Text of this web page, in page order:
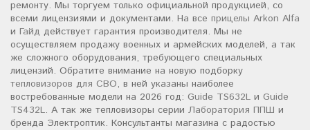
ремонту. Мы торгуем только официальной продукцией, со
всеми лицензиями и документами. На все прицелы Arkon Alfa
и Гайд действует гарантия производителя. Мы не
осуществляем продажу военных и армейских моделей, а так
же сложного оборудования, требующего специальных
лицензий. Обратите внимание на новую подборку
тепловизоров для СВО, в ней указаны наиболее
востребованные модели на 2026 год: Guide TS632L и Guide
TS432L. А так же тепловизоры серии Лаборатория ППШ и
бренда Электроптик. Консультанты магазина с радостью